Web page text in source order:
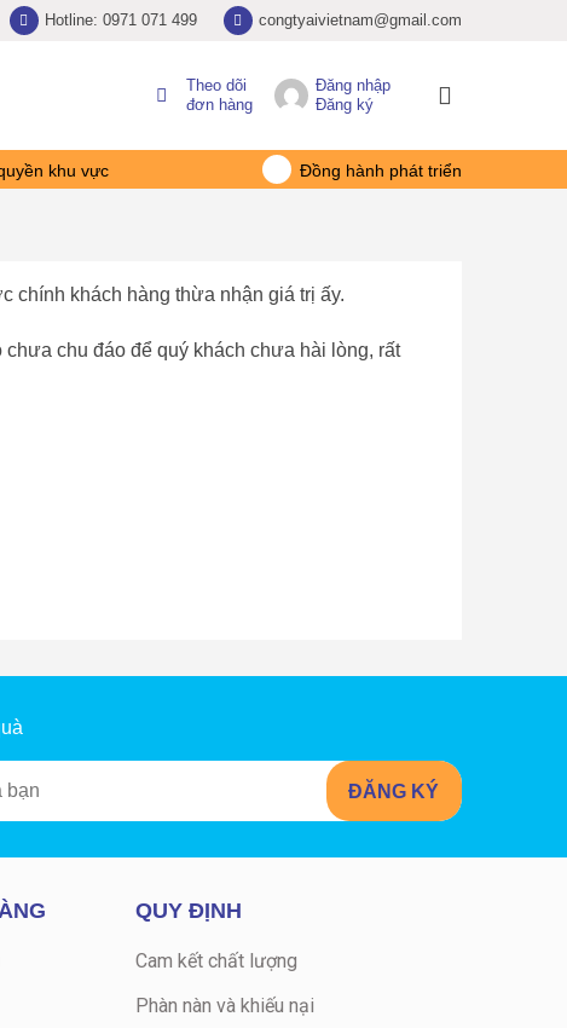
Hotline: 0971 071 499 congtyaivietnam@gmail.com
Theo dõi
đơn hàng
Đăng nhập
Đăng ký
khu vực Đồng hành phát triển
chính khách hàng thừa nhận giá trị ấy.
chu đáo để quý khách chưa hài lòng, rất
QUY ĐỊNH
Cam kết chất lượng
Phàn nàn và khiếu nại